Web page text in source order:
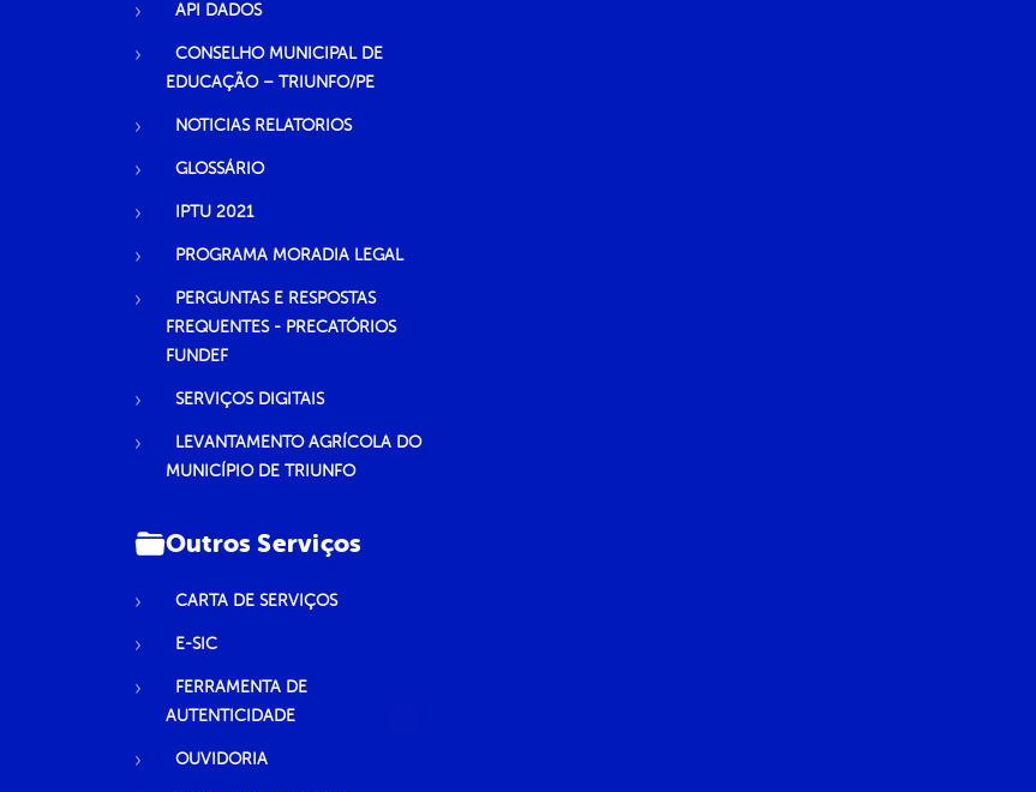
API DADOS
CONSELHO MUNICIPAL DE
EDUCAÇÃO – TRIUNFO/PE
NOTICIAS RELATORIOS
GLOSSÁRIO
IPTU 2021
PROGRAMA MORADIA LEGAL
PERGUNTAS E RESPOSTAS
FREQUENTES - PRECATÓRIOS
FUNDEF
SERVIÇOS DIGITAIS
LEVANTAMENTO AGRÍCOLA DO
MUNICÍPIO DE TRIUNFO
Outros Serviços
CARTA DE SERVIÇOS
E-SIC
FERRAMENTA DE
AUTENTICIDADE
OUVIDORIA